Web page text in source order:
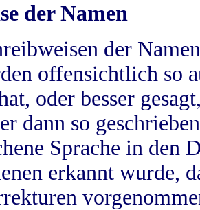
der Namen
der
offensichtlich so
oder besser
dann so
Sprache in
erkannt wurde,